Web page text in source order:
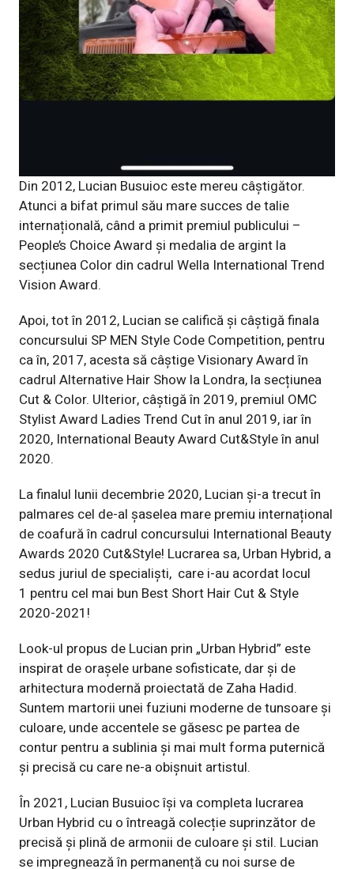
Din 2012, Lucian Busuioc este mereu câștigător.
Atunci a bifat primul său mare succes de talie
internațională, când a primit premiul publicului –
People’s Choice Award și medalia de argint la
secțiunea Color din cadrul Wella International Trend
Vision Award.
Apoi, tot în 2012, Lucian se califică și câștigă finala
concursului SP MEN Style Code Competition, pentru
ca în, 2017, acesta să câștige Visionary Award în
cadrul Alternative Hair Show la Londra, la secțiunea
Cut & Color. Ulterior, câștigă în 2019, premiul OMC
Stylist Award Ladies Trend Cut în anul 2019, iar în
2020, International Beauty Award Cut&Style în anul
2020.
La finalul lunii decembrie 2020, Lucian și-a trecut în
palmares cel de-al șaselea mare premiu internațional
de coafură în cadrul concursului International Beauty
Awards 2020 Cut&Style! Lucrarea sa, Urban Hybrid, a
sedus juriul de specialiști, care i-au acordat locul
1 pentru cel mai bun Best Short Hair Cut & Style
2020-2021!
Look-ul propus de Lucian prin „Urban Hybrid” este
inspirat de orașele urbane sofisticate, dar și de
arhitectura modernă proiectată de Zaha Hadid.
Suntem martorii unei fuziuni moderne de tunsoare și
culoare, unde accentele se găsesc pe partea de
contur pentru a sublinia și mai mult forma puternică
și precisă cu care ne-a obișnuit artistul.
În 2021, Lucian Busuioc își va completa lucrarea
Urban Hybrid cu o întreagă colecție suprinzător de
precisă și plină de armonii de culoare și stil. Lucian
se impregnează în permanență cu noi surse de